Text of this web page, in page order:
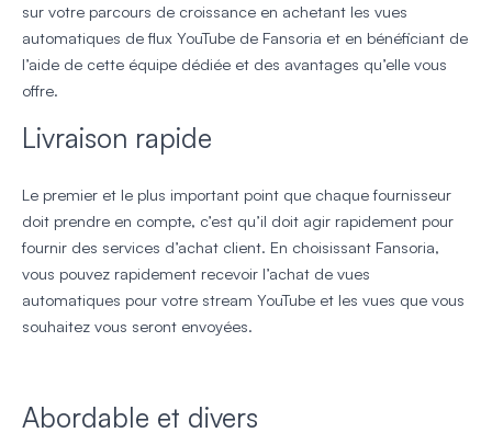
sur votre parcours de croissance en achetant les vues
automatiques de flux YouTube de Fansoria et en bénéficiant de
l’aide de cette équipe dédiée et des avantages qu’elle vous
offre.
Livraison rapide
Le premier et le plus important point que chaque fournisseur
doit prendre en compte, c’est qu’il doit agir rapidement pour
fournir des services d’achat client. En choisissant Fansoria,
vous pouvez rapidement recevoir l’achat de vues
automatiques pour votre stream YouTube et les vues que vous
souhaitez vous seront envoyées.
Abordable et divers